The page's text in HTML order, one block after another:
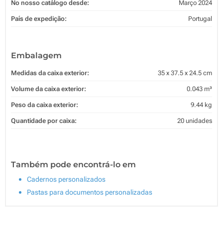
No nosso catálogo desde: Março 2024
País de expedição: Portugal
Embalagem
Medidas da caixa exterior: 35 x 37.5 x 24.5 cm
Volume da caixa exterior: 0.043 m³
Peso da caixa exterior: 9.44 kg
Quantidade por caixa: 20 unidades
Também pode encontrá-lo em
Cadernos personalizados
Pastas para documentos personalizadas